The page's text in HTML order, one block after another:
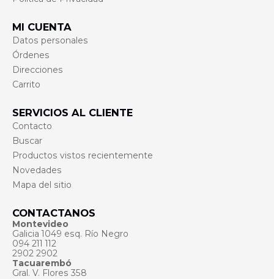
MI CUENTA
Datos personales
Órdenes
Direcciones
Carrito
SERVICIOS AL CLIENTE
Contacto
Buscar
Productos vistos recientemente
Novedades
Mapa del sitio
CONTACTANOS
Montevideo
Galicia 1049 esq. Río Negro
094 211 112
2902 2902
Tacuarembó
Gral. V. Flores 358